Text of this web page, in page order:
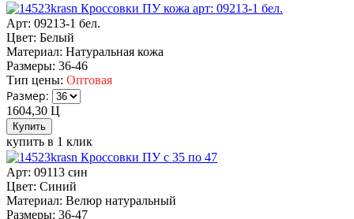
Кроссовки ПУ кожа арт: 09213-1 бел.
Арт: 09213-1 бел.
Цвет: Белый
Материал: Натуральная кожа
Размеры: 36-46
Тип цены: Оптовая
Размер:
1604,30 Ц
купить в 1 клик
Кроссовки ПУ с 35 по 47
Арт: 09113 син
Цвет: Синий
Материал: Велюр натуральный
Размеры: 36-47